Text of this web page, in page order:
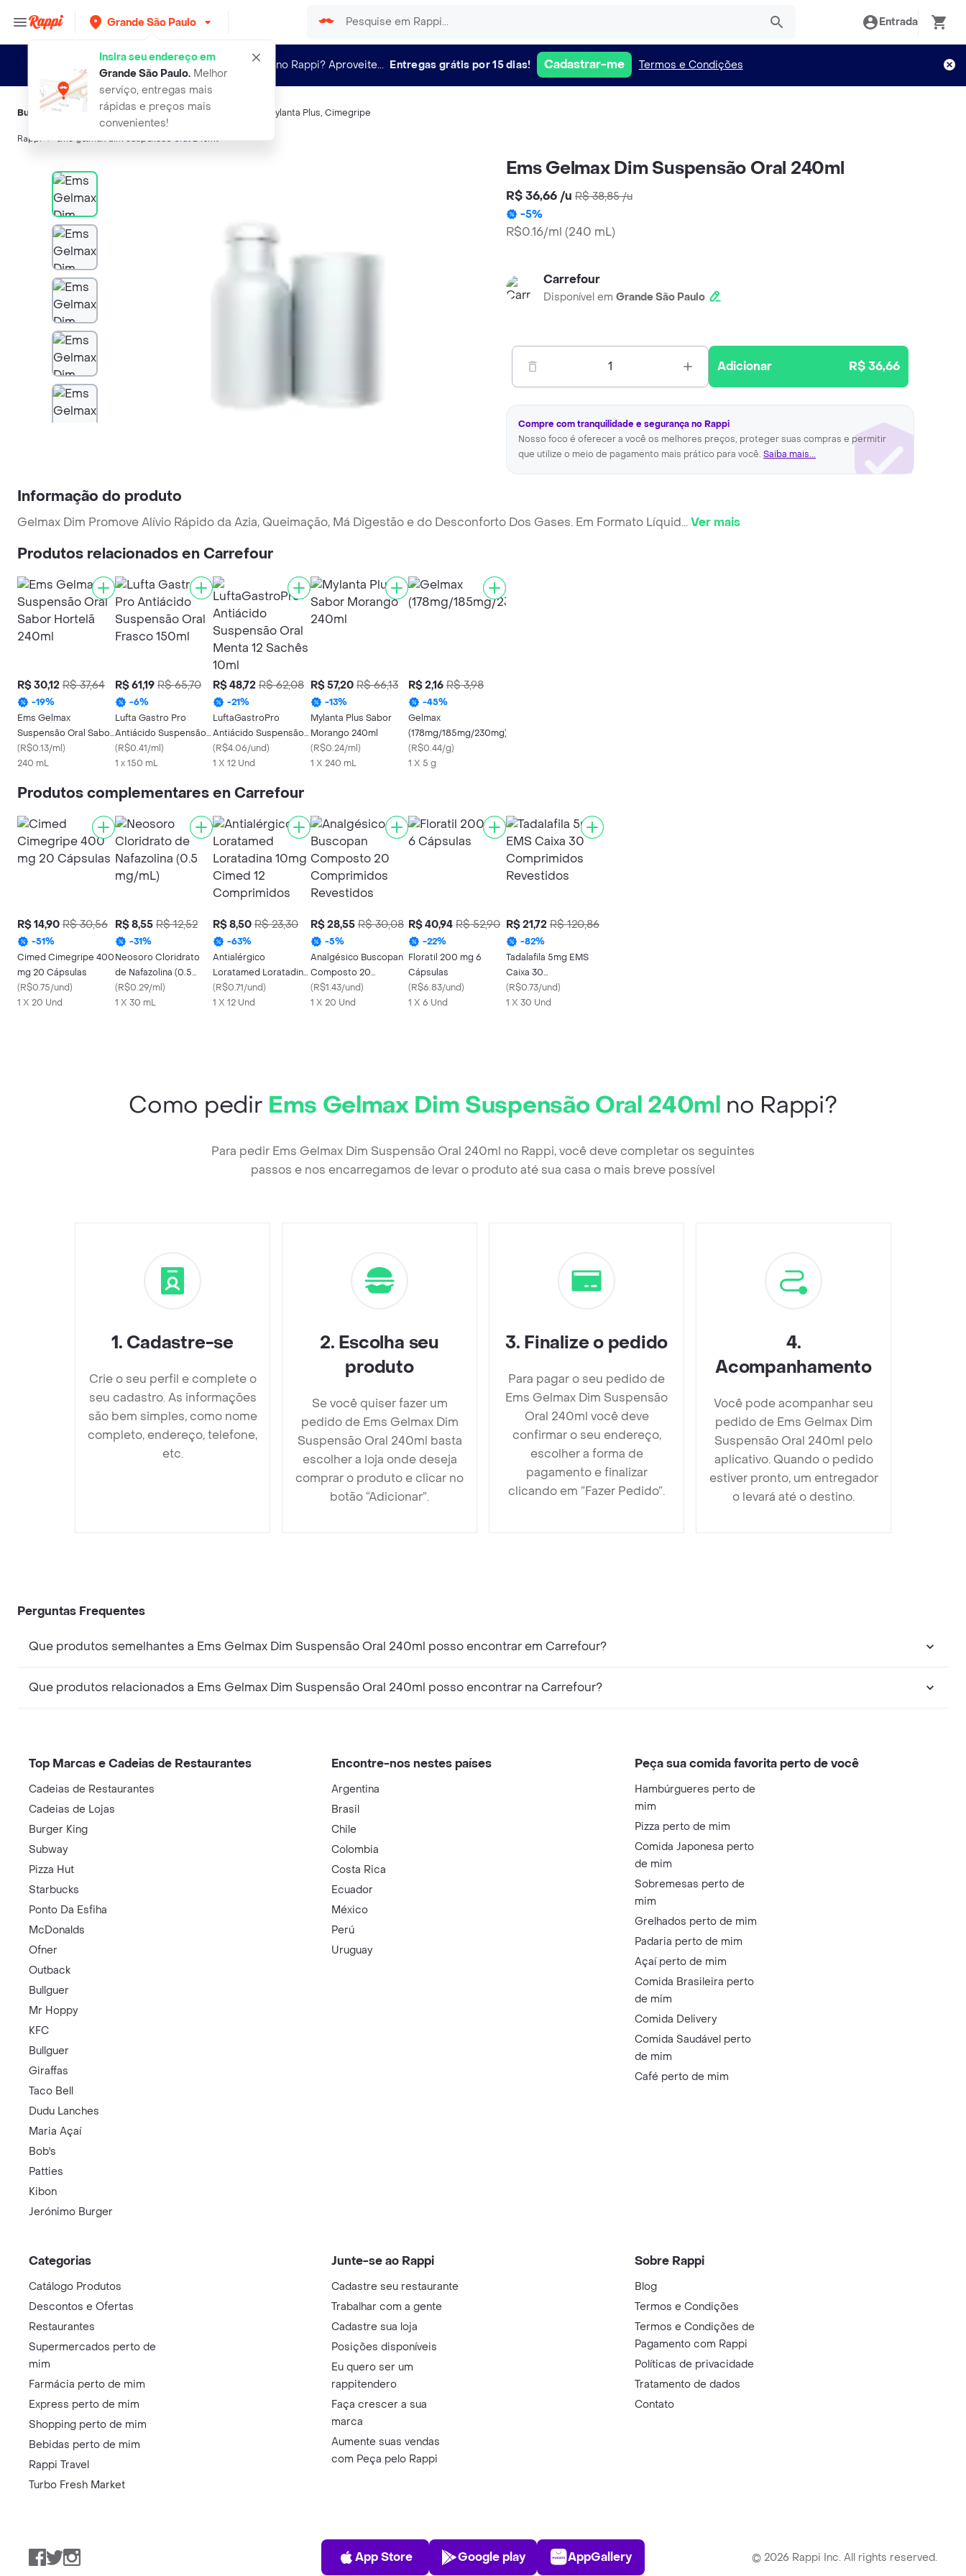
Grande São Paulo
Insira seu endereço em
Grande São Paulo.Melhor
serviço, entregas mais
rápidas e preços mais
convenientes!
Entrada
Novo no Rappi? Aproveite... Entregas grátis por 15 dias! Cadastrar-me Termos e Condições
Buscas relacionadas:Antiácidos,Gelmax ,Luftagastropro Mylanta Plus, Cimegripe
Rappi ems gelmax dim suspensao oral 240ml
Ems Gelmax Dim Suspensão Oral 240ml
R$ 36,66 /u R$ 38,85/u
-5%
R$0.16/ml (240 mL)
Carrefour
Disponível em Grande São Paulo
1 Adicionar R$ 36,66
Compre com tranquilidade e segurança no Rappi
Nosso foco é oferecer a você os melhores preços, proteger suas compras e permitir
que utilize o meio de pagamento mais prático para você. Saiba mais...
Informação do produto
Gelmax Dim Promove Alívio Rápido da Azia, Queimação, Má Digestão e do Desconforto Dos Gases. Em Formato Líquid...Ver mais
Produtos relacionados en Carrefour
R$ 30,12 R$ 37,64
-19%
Ems Gelmax
Suspensão Oral Sabor
Hortelã 240ml
(R$0.13/ml)
240 mL
R$ 61,19 R$ 65,70
-6%
Lufta Gastro Pro
Antiácido Suspensão
Oral Frasco 150ml
(R$0.41/ml)
1 x 150 mL
R$ 48,72 R$ 62,08
-21%
LuftaGastroPro
Antiácido Suspensão
Oral Menta 12 Sachês
10ml
(R$4.06/und)
1 X 12 Und
R$ 57,20 R$ 66,13
-13%
Mylanta Plus Sabor
Morango 240ml
(R$0.24/ml)
1 X 240 mL
R$ 2,16 R$ 3,98
-45%
Gelmax
(178mg/185mg/230mg)
(R$0.44/g)
1 X 5 g
Produtos complementares en Carrefour
R$ 14,90 R$ 30,56
-51%
Cimed Cimegripe 400
mg 20 Cápsulas
(R$0.75/und)
1 X 20 Und
R$ 8,55 R$ 12,52
-31%
Neosoro Cloridrato
de Nafazolina (0.5
mg/mL)
(R$0.29/ml)
1 X 30 mL
R$ 8,50 R$ 23,30
-63%
Antialérgico
Loratamed Loratadina
10mg Cimed 12
Comprimidos
(R$0.71/und)
1 X 12 Und
R$ 28,55 R$ 30,08
-5%
Analgésico Buscopan
Composto 20
Comprimidos
Revestidos
(R$1.43/und)
1 X 20 Und
R$ 40,94 R$ 52,90
-22%
Floratil 200 mg 6
Cápsulas
(R$6.83/und)
1 X 6 Und
R$ 21,72 R$ 120,86
-82%
Tadalafila 5mg EMS
Caixa 30
Comprimidos
Revestidos
(R$0.73/und)
1 X 30 Und
Como pedir Ems Gelmax Dim Suspensão Oral 240ml no Rappi?
Para pedir Ems Gelmax Dim Suspensão Oral 240ml no Rappi, você deve completar os seguintes
passos e nos encarregamos de levar o produto até sua casa o mais breve possível
1. Cadastre-se
Crie o seu perfil e complete o
seu cadastro. As informações
são bem simples, como nome
completo, endereço, telefone,
etc.
2. Escolha seu
produto
Se você quiser fazer um
pedido de Ems Gelmax Dim
Suspensão Oral 240ml basta
escolher a loja onde deseja
comprar o produto e clicar no
botão “Adicionar”.
3. Finalize o pedido
Para pagar o seu pedido de
Ems Gelmax Dim Suspensão
Oral 240ml você deve
confirmar o seu endereço,
escolher a forma de
pagamento e finalizar
clicando em ”Fazer Pedido”.
4.
Acompanhamento
Você pode acompanhar seu
pedido de Ems Gelmax Dim
Suspensão Oral 240ml pelo
aplicativo. Quando o pedido
estiver pronto, um entregador
o levará até o destino.
Perguntas Frequentes
Que produtos semelhantes a Ems Gelmax Dim Suspensão Oral 240ml posso encontrar em Carrefour?
Que produtos relacionados a Ems Gelmax Dim Suspensão Oral 240ml posso encontrar na Carrefour?
Top Marcas e Cadeias de Restaurantes
Cadeias de Restaurantes
Cadeias de Lojas
Burger King
Subway
Pizza Hut
Starbucks
Ponto Da Esfiha
McDonalds
Ofner
Outback
Bullguer
Mr Hoppy
KFC
Bullguer
Giraffas
Taco Bell
Dudu Lanches
Maria Açaí
Bob's
Patties
Kibon
Jerónimo Burger
Encontre-nos nestes países
Argentina
Brasil
Chile
Colombia
Costa Rica
Ecuador
México
Perú
Uruguay
Peça sua comida favorita perto de você
Hambúrgueres perto de
mim
Pizza perto de mim
Comida Japonesa perto
de mim
Sobremesas perto de
mim
Grelhados perto de mim
Padaria perto de mim
Açaí perto de mim
Comida Brasileira perto
de mim
Comida Delivery
Comida Saudável perto
de mim
Café perto de mim
Categorias
Catálogo Produtos
Descontos e Ofertas
Restaurantes
Supermercados perto de
mim
Farmácia perto de mim
Express perto de mim
Shopping perto de mim
Bebidas perto de mim
Rappi Travel
Turbo Fresh Market
Junte-se ao Rappi
Cadastre seu restaurante
Trabalhar com a gente
Cadastre sua loja
Posições disponíveis
Eu quero ser um
rappitendero
Faça crescer a sua
marca
Aumente suas vendas
com Peça pelo Rappi
Sobre Rappi
Blog
Termos e Condições
Termos e Condições de
Pagamento com Rappi
Políticas de privacidade
Tratamento de dados
Contato
Facebook
TwitterInstagram
App Store
App Store
Play Store
Google play
AppGallery
AppGallery © 2026 Rappi Inc. All rights reserved.